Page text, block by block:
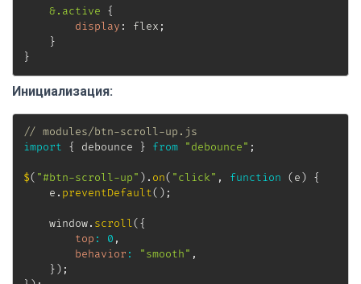
&.active
{
display : flex ;
}
}
Инициализация:
// modules/btn-scroll-up.js
import
{ debounce } from "debounce" ;
$( "#btn-scroll-up" ) . on( "click" , function ( e )
{
    e
. preventDefault( ) ;
    window
. scroll( {
top : 0 ,
behavior : "smooth" ,
} ) ;